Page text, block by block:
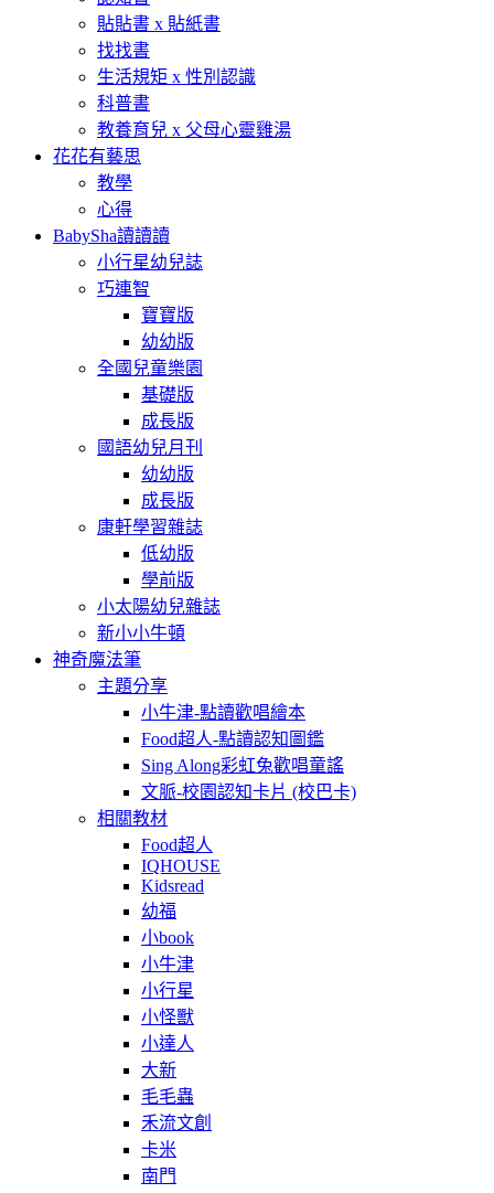
貼貼書 x 貼紙書
找找書
生活規矩 x 性別認識
科普書
教養育兒 x 父母心靈雞湯
花花有藝思
教學
心得
BabySha讀讀讀
小行星幼兒誌
巧連智
寶寶版
幼幼版
全國兒童樂園
基礎版
成長版
國語幼兒月刊
幼幼版
成長版
康軒學習雜誌
低幼版
學前版
小太陽幼兒雜誌
新小小牛頓
神奇魔法筆
主題分享
小牛津-點讀歡唱繪本
Food超人-點讀認知圖鑑
Sing Along彩虹兔歡唱童謠
文脈-校園認知卡片 (校巴卡)
相關教材
Food超人
IQHOUSE
Kidsread
幼福
小book
小牛津
小行星
小怪獸
小達人
大新
毛毛蟲
禾流文創
卡米
南門